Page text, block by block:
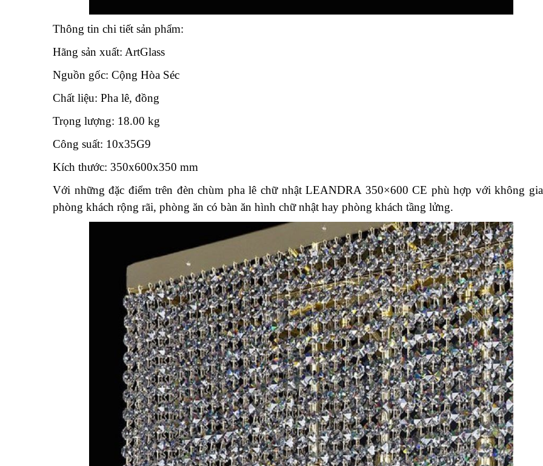
Thông tin chi tiết sản phẩm:
Hãng sản xuất: ArtGlass
Nguồn gốc: Cộng Hòa Séc
Chất liệu: Pha lê, đồng
Trọng lượng: 18.00 kg
Công suất: 10x35G9
Kích thước: 350x600x350 mm
Với những đặc điểm trên đèn chùm pha lê chữ nhật LEANDRA 350×600 CE phù hợp với không
phòng khách rộng rãi, phòng ăn có bàn ăn hình chữ nhật hay phòng khách tầng lửng.